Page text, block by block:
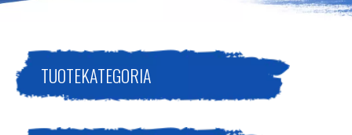
TUOTEKATEGORIA